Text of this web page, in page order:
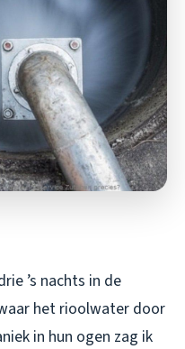
’s nachts in de
het rioolwater door
in hun ogen zag ik